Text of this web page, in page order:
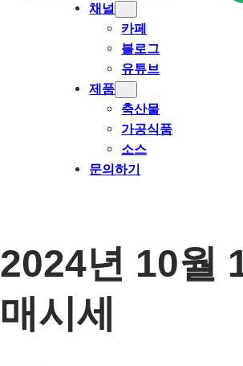
채널
카페
블로그
유튜브
제품
축산물
가공식품
소스
문의하기
2024년 10월
매시세